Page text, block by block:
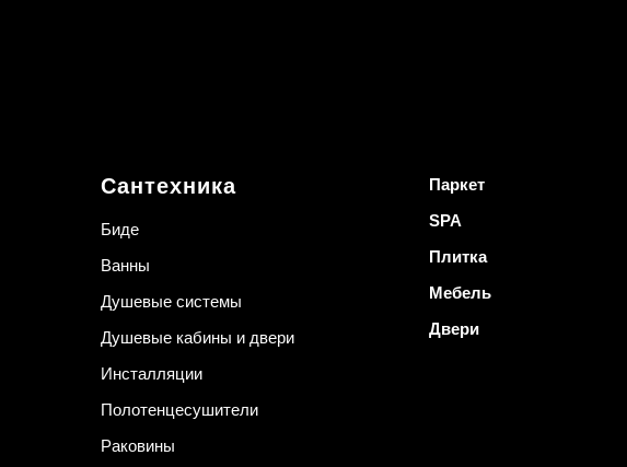
Сантехника
Биде
Ванны
Душевые системы
Душевые кабины и двери
Инсталляции
Полотенцесушители
Раковины
Паркет
SPA
Плитка
Мебель
Двери